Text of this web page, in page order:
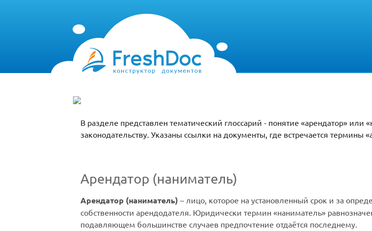
В разделе представлен тематический глоссарий - понятие «арендатор» или
законодательству. Указаны ссылки на документы, где встречается термины
Арендатор (наниматель)
Арендатор (наниматель) – лицо, которое на установленный срок и за
собственности арендодателя. Юридически термин «наниматель»
подавляющем большинстве случаев предпочтение отдаётся последнему.